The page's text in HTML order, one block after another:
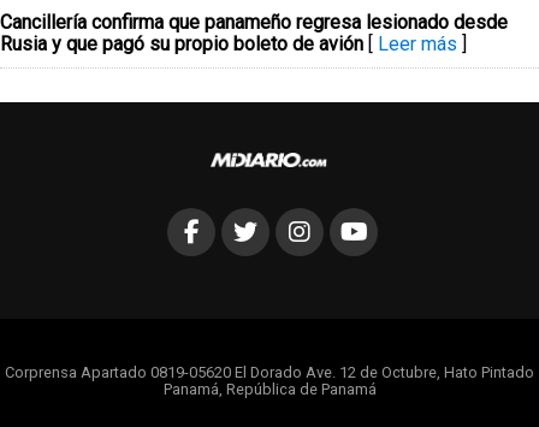
Cancillería confirma que panameño regresa lesionado desde
Rusia y que pagó su propio boleto de avión [ Leer más ]
Corprensa Apartado 0819-05620 El Dorado Ave. 12 de Octubre, Hato Pintado
Panamá, República de Panamá